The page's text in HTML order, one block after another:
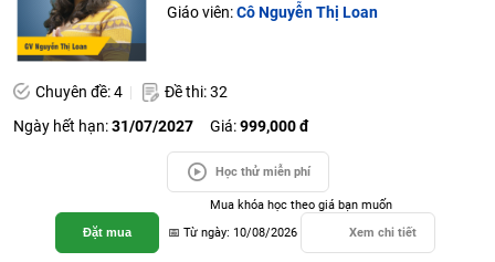
Giáo viên:Cô Nguyễn Thị Loan
Chuyên đề: 4
Đề thi: 32
Ngày hết hạn:31/07/2027 Giá:999,000 đ
Học thử miễn phí
Đặt mua
Mua khóa học theo giá bạn muốn
📅 Từ ngày: 10/08/2026
Xem chi tiết